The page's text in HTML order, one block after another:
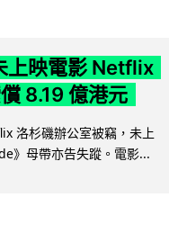
上映電影 Netflix
8.19 億港元
洛杉磯辦公室被竊，未上
》母帶亦告失蹤。電影...